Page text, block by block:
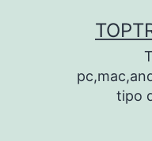
tipo